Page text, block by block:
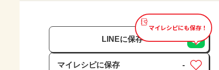
マイレシピにも保存！
LINEに保存
マイレシピに保存
-